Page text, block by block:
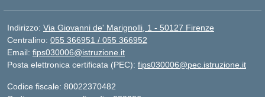
Indirizzo: Via Giovanni de' Marignolli, 1 - 50127 Firenze
Centralino: 055 366951 / 055 366952
Email: fips030006@istruzione.it
Posta elettronica certificata (PEC): fips030006@pec.istruzione.it
Codice fiscale: 80022370482